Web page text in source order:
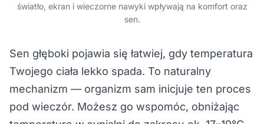
światło, ekran i wieczorne nawyki wpływają na komfort oraz
sen.
Sen głęboki pojawia się łatwiej, gdy temperatura
Twojego ciała lekko spada. To naturalny
mechanizm — organizm sam inicjuje ten proces
pod wieczór. Możesz go wspomóc, obniżając